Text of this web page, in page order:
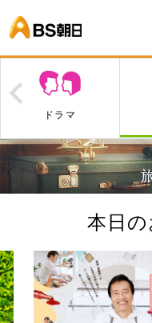
旅・くらし
Prev
本日